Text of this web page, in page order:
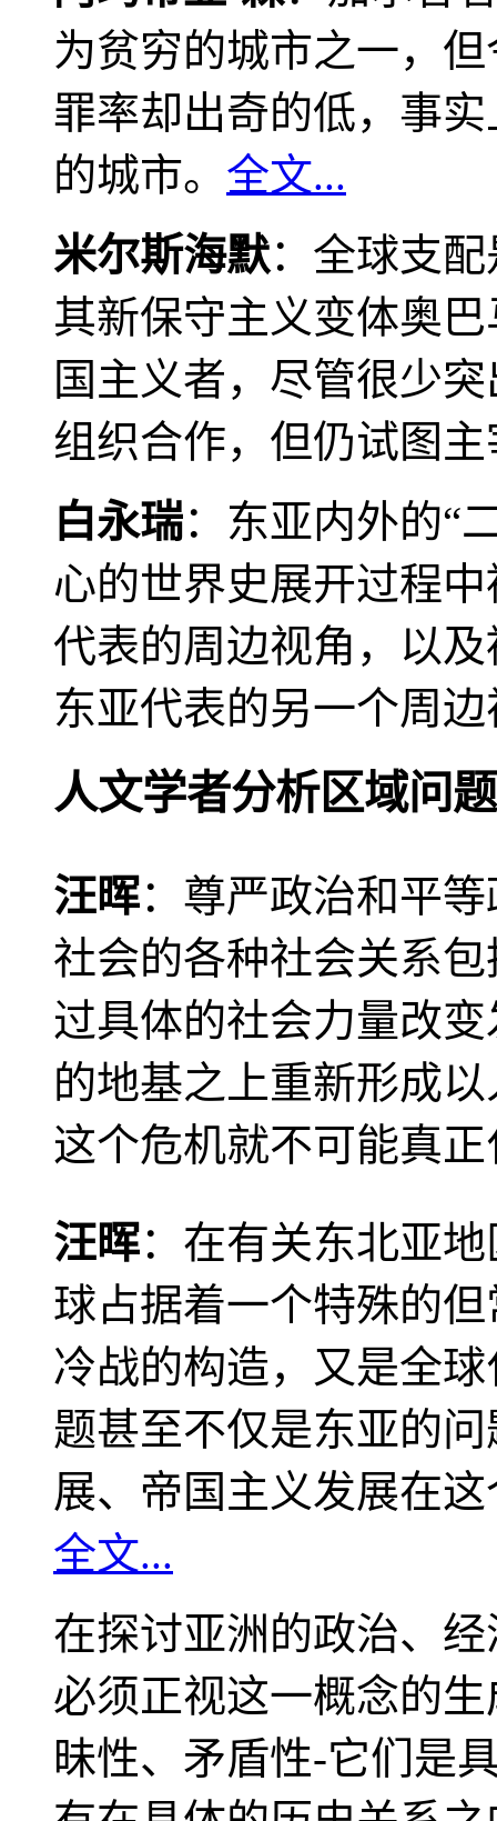
为贫穷的城市之一，
罪率却出奇的低，事
的城市。 全文...
米尔斯海默：全球支
其新保守主义变体奥
国主义者，尽管很少
组织合作，但仍试图
白永瑞：东亚内外的“
心的世界史展开过程
代表的周边视角，以
东亚代表的另一个周
人文学者分析区域问题
汪晖：尊严政治和平
社会的各种社会关系
过具体的社会力量改
的地基之上重新形成
这个危机就不可能真
汪晖：在有关东北亚
球占据着一个特殊的
冷战的构造，又是全
题甚至不仅是东亚的
展、帝国主义发展在
全文...
在探讨亚洲的政治、
必须正视这一概念的
昧性、矛盾性-它们是